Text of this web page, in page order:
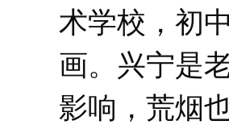
术学校，初
画。兴宁是
影响，荒烟